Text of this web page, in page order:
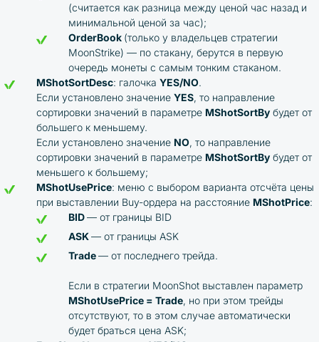
(считается как разница между ценой час назад и
минимальной ценой за час);
OrderBook (только у владельцев стратегии
MoonStrike) — по стакану, берутся в первую
очередь монеты с самым тонким стаканом.
MShotSortDesc: галочка YES/NO.
Если установлено значение YES, то направление
сортировки значений в параметре MShotSortBy будет от
большего к меньшему.
Если установлено значение NO, то направление
сортировки значений в параметре MShotSortBy будет от
меньшего к большему;
MShotUsePrice: меню с выбором варианта отсчёта цены
при выставлении Buy-ордера на расстояние MShotPrice:
BID— от границы BID
ASK— от границы ASK
Trade— от последнего трейда.
Если в стратегии MoonShot выставлен параметр
MShotUsePrice = Trade, но при этом трейды
отсутствуют, то в этом случае автоматически
будет браться цена ASK;